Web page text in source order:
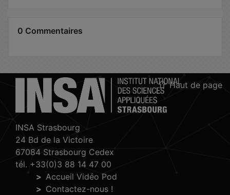
0 Commentaires
Haut de page
INSA Strasbourg
24 Bd de la Victoire
67084 Strasbourg Cedex
tél. +33(0)3 88 14 47 00
Accueil Vidéo Pod
Contactez-nous !